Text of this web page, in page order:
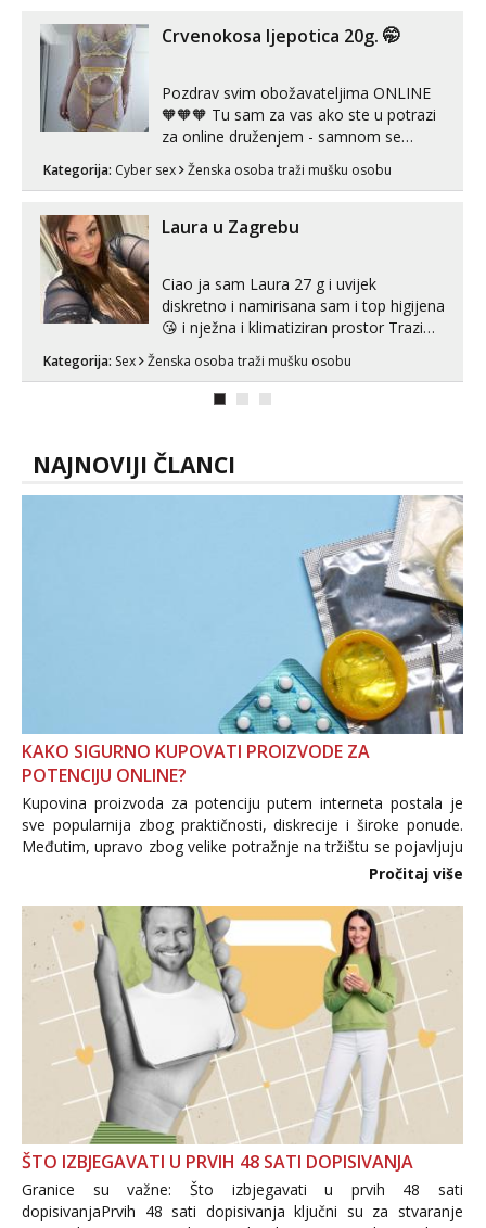
Crvenokosa ljepotica 20g. 🤭
Pozdrav svim obožavateljima ONLINE
🧡🧡🧡 Tu sam za vas ako ste u potrazi
za online druženjem - samnom se
možete zabaviti preko videopoziva, ili
ako vam nisam dovoljna radim i u paru i
😉 Radim i vruća tipkanja uz slike i hot
line pozive. Za vas sam pripremila ...
Kategorija: Cyber sex Ženska osoba traži mušku osobu
Laura u Zagrebu
Ciao ja sam Laura 27 g i uvijek
diskretno i namirisana sam i top higijena
😘 i nježna i klimatiziran prostor Trazim
Pusenje i gutanje sperme Erotsko rublje
imam uvijek Lizati me mozes i ljubiti po
Kategorija: Sex Ženska osoba traži mušku osobu
NAJNOVIJI ČLANCI
KAKO SIGURNO KUPOVATI PROIZVODE ZA
POTENCIJU ONLINE?
Kupovina proizvoda za potenciju putem interneta postala je
sve popularnija zbog praktičnosti, diskrecije i široke ponude.
Međutim, upravo zbog velike potražnje na tržištu se pojavljuju
i brojni krivotvoreni proizvodi, nepouzdane internetske
Pročitaj više
ŠTO IZBJEGAVATI U PRVIH 48 SATI DOPISIVANJA
Granice su važne: Što izbjegavati u prvih 48 sati
dopisivanjaPrvih 48 sati dopisivanja ključni su za stvaranje